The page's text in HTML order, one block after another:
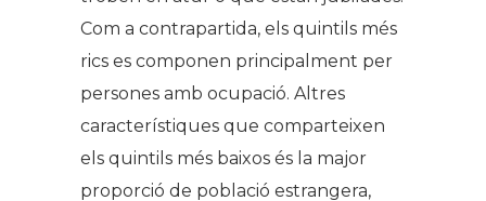
Com a contrapartida, els quintils més
rics es componen principalment per
persones amb ocupació. Altres
característiques que comparteixen
els quintils més baixos és la major
proporció de població estrangera,